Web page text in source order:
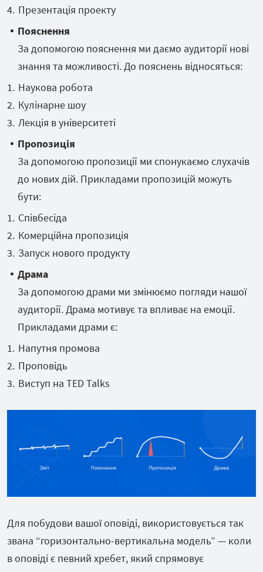
Презентація проекту
Пояснення
За допомогою пояснення ми даємо аудиторії нові
знання та можливості. До пояснень відносяться:
Наукова робота
Кулінарне шоу
Лекція в університеті
Пропозиція
За допомогою пропозиції ми спонукаємо слухачів
до нових дій. Прикладами пропозицій можуть
бути:
Співбесіда
Комерційна пропозиція
Запуск нового продукту
Драма
За допомогою драми ми змінюємо погляди нашої
аудиторії. Драма мотивує та впливає на емоції.
Прикладами драми є:
Напутня промова
Проповідь
Виступ на TED Talks
Для побудови вашої оповіді, використовується так
звана “горизонтально-вертикальна модель” — коли
в оповіді є певний хребет, який спрямовує